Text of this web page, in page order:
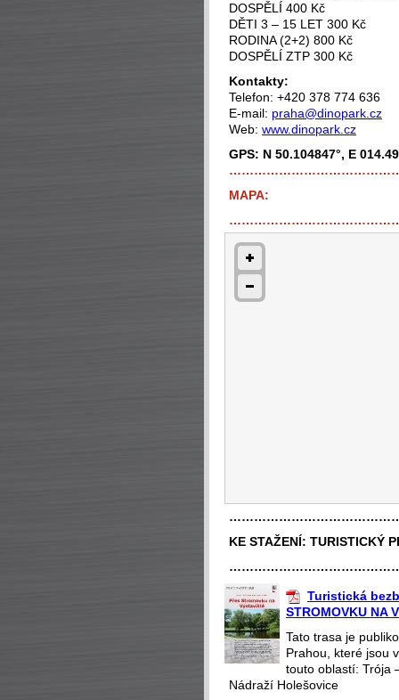
DOSPĚLÍ 400 Kč
DĚTI 3 – 15 LET 300 Kč
RODINA (2+2) 800 Kč
DOSPĚLÍ ZTP 300 Kč
Kontakty:
Telefon: +420 378 774 636
E-mail: praha@dinopark.cz
Web: www.dinopark.cz
GPS: N 50.104847°, E
MAPA:
KE STAŽENÍ: TURISTICKÝ
Turistická
STROMOVKU NA
Tato trasa je
Prahou, které jsou
touto oblastí: Trója
Nádraží Holešovice